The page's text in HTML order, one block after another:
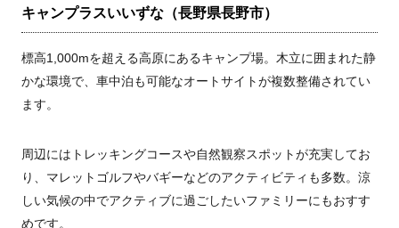
キャンプラスいいずな（長野県長野市）
標高1,000mを超える高原にあるキャンプ場。木立に囲まれた静
かな環境で、車中泊も可能なオートサイトが複数整備されてい
ます。
周辺にはトレッキングコースや自然観察スポットが充実してお
り、マレットゴルフやバギーなどのアクティビティも多数。涼
しい気候の中でアクティブに過ごしたいファミリーにもおすす
めです。